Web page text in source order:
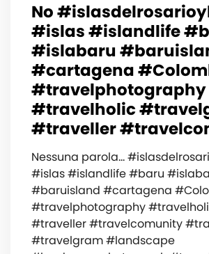
No
#islas #islandlife
#islabaru
#cartagena
#travelphotography
#travelholic
#traveller
Nessuna parola...
#islas #islandlife #baru
#baruisland #cartagena
#travelphotography
#traveller #travelcomunity
#travelgram #landscape